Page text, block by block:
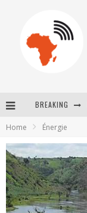
BREAKING
Home Énergie